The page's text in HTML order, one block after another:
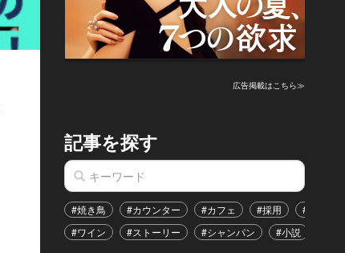
広告掲載はこちら≫
記事を探す
#焼き鳥 #カウンター #カフェ #採用
#恋愛
#ワイン
#ストーリー #シャンパン #小説